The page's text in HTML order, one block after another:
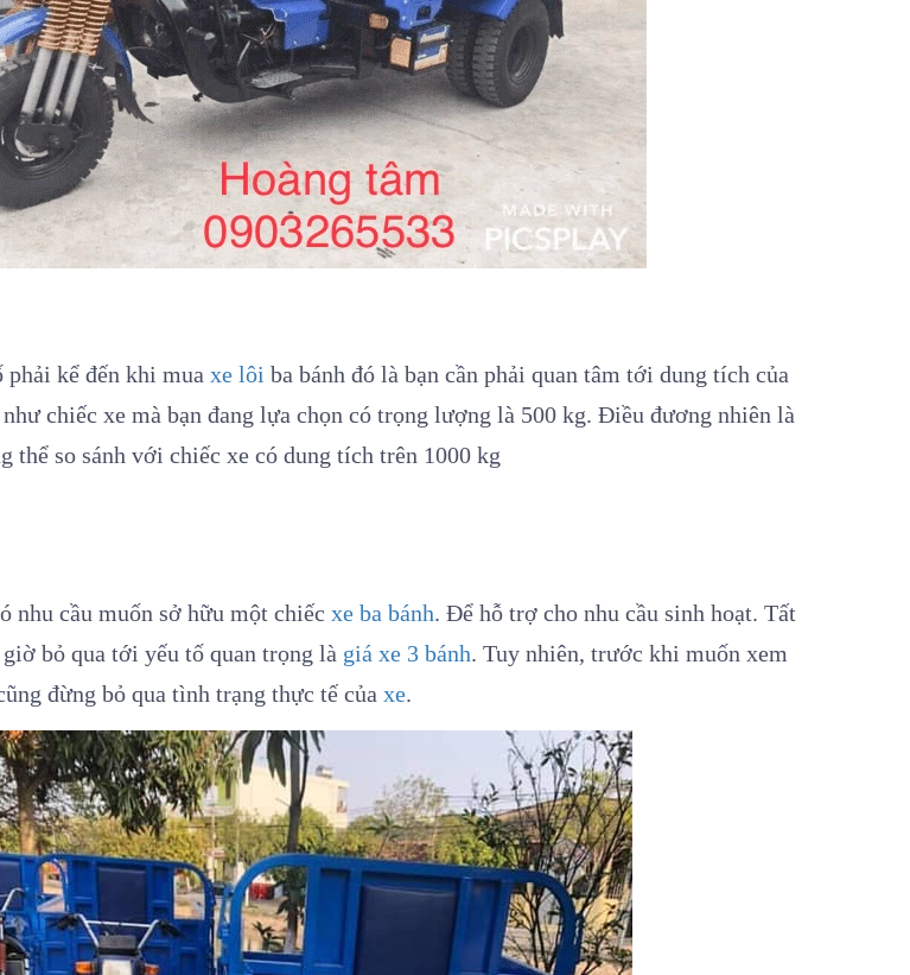
kể đến khi mua xe lôi ba bánh đó là bạn cần phải quan tâm tới dung tích của
chiếc xe mà bạn đang lựa chọn có trọng lượng là 500 kg. Điều đương nhiên là
thể so sánh với chiếc xe có dung tích trên 1000 kg
nhu cầu muốn sở hữu một chiếc xe ba bánh. Để hỗ trợ cho nhu cầu sinh hoạt. Tất
bỏ qua tới yếu tố quan trọng là giá xe 3 bánh. Tuy nhiên, trước khi muốn xem
đừng bỏ qua tình trạng thực tế của xe.